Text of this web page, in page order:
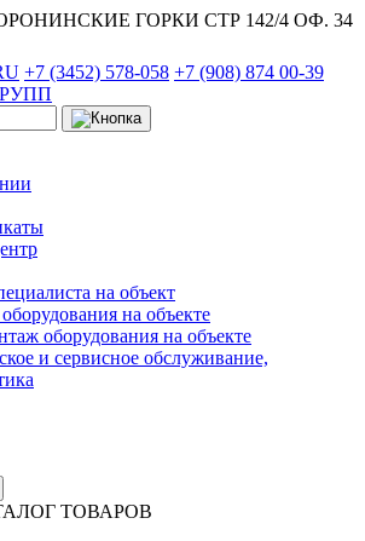
ГОРКИ СТР 142/4 ОФ. 34
+7 (3452) 578-058 +7 (908) 874 00-39
на объект
на объекте
оборудования на объекте
и сервисное обслуживание,
ТОВАРОВ